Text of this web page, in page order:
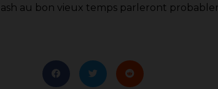
au bon vieux temps parleront